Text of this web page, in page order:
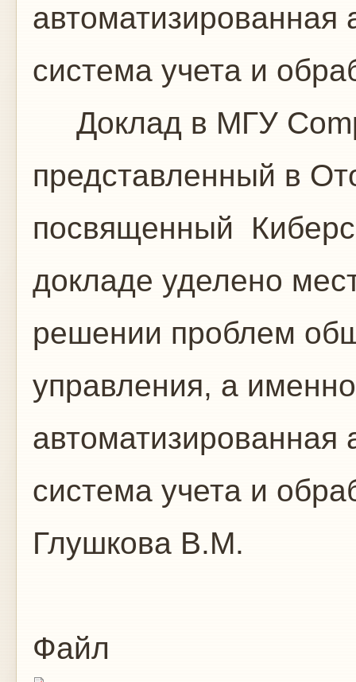
автоматизированная
система учета и
Доклад в МГУ
представленный в
посвященный
докладе уделено
решении проблем
управления, а
автоматизированная
система учета и
Глушкова В.М.
Файл